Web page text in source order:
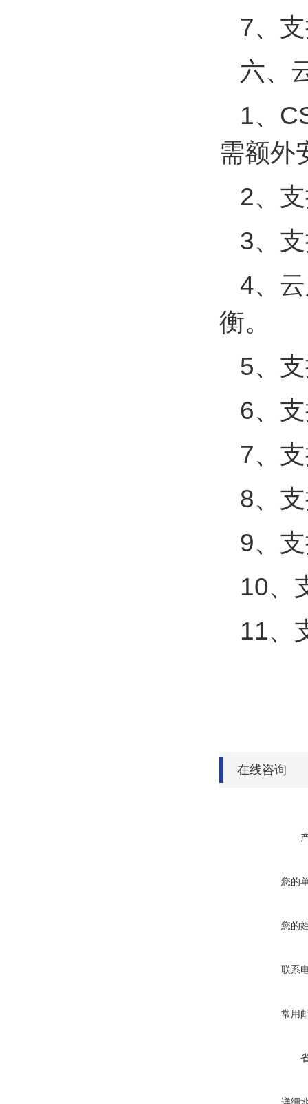
7、
六、
1、
需额外
2、
3、
4、
衡。
5、
6、
7、
8、
9、
10、
11、
在线咨询
您的
您的
联系
常用